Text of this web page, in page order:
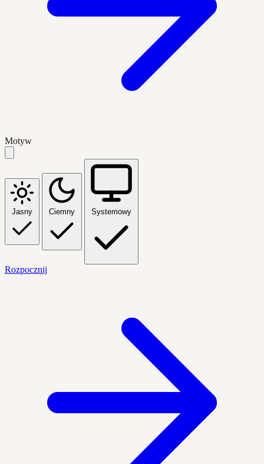
Motyw
Jasny Ciemny Systemowy
Rozpocznij